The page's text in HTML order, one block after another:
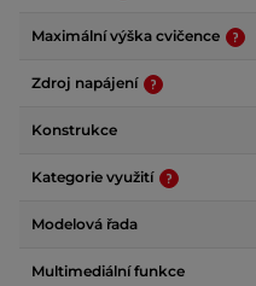
Maximální výška cvičence
Zdroj napájení
Konstrukce
Kategorie využití
Modelová řada
Multimediální funkce